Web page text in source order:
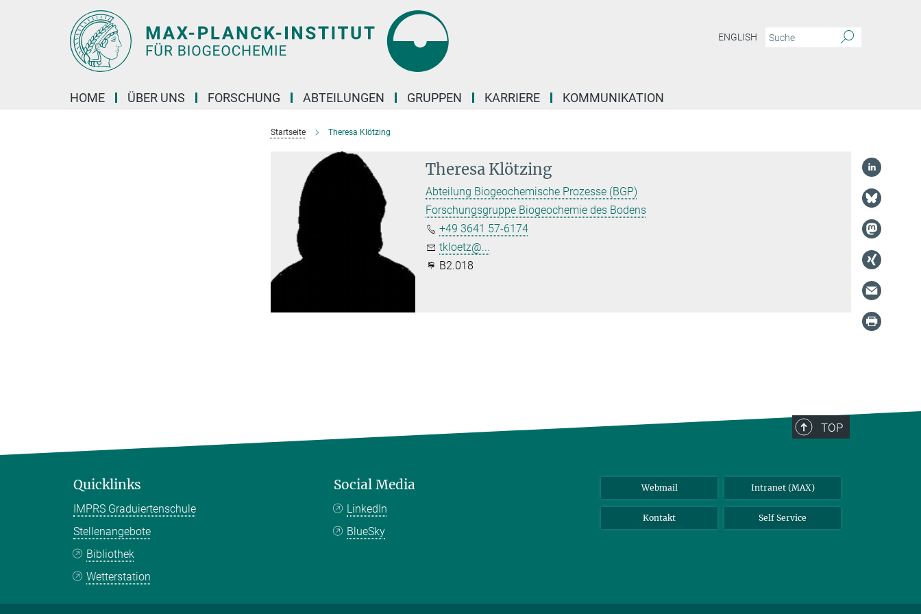
ENGLISH
HOME ÜBER UNS FORSCHUNG ABTEILUNGEN GRUPPEN KARRIERE KOMMUNIKATION
Startseite Theresa Klötzing
Theresa Klötzing
Abteilung Biogeochemische Prozesse (BGP)
Forschungsgruppe Biogeochemie des Bodens
+49 3641 57-6174
tkloetz@...
B2.018
TOP
Quicklinks
IMPRS Graduiertenschule
Stellenangebote
Bibliothek
Wetterstation
Social Media
LinkedIn
BlueSky
Webmail Intranet (MAX)
Kontakt Self Service